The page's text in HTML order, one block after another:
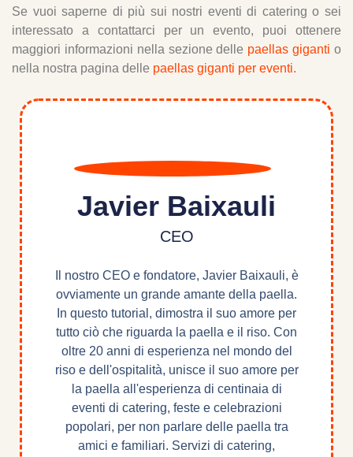
Se vuoi saperne di più sui nostri eventi di catering o sei
interessato a contattarci per un evento, puoi ottenere
maggiori informazioni nella sezione delle paellas giganti o
nella nostra pagina delle paellas giganti per eventi.
Javier Baixauli
CEO
Il nostro CEO e fondatore, Javier Baixauli, è
ovviamente un grande amante della paella.
In questo tutorial, dimostra il suo amore per
tutto ciò che riguarda la paella e il riso. Con
oltre 20 anni di esperienza nel mondo del
riso e dell'ospitalità, unisce il suo amore per
la paella all'esperienza di centinaia di
eventi di catering, feste e celebrazioni
popolari, per non parlare delle paella tra
amici e familiari. Servizi di catering,